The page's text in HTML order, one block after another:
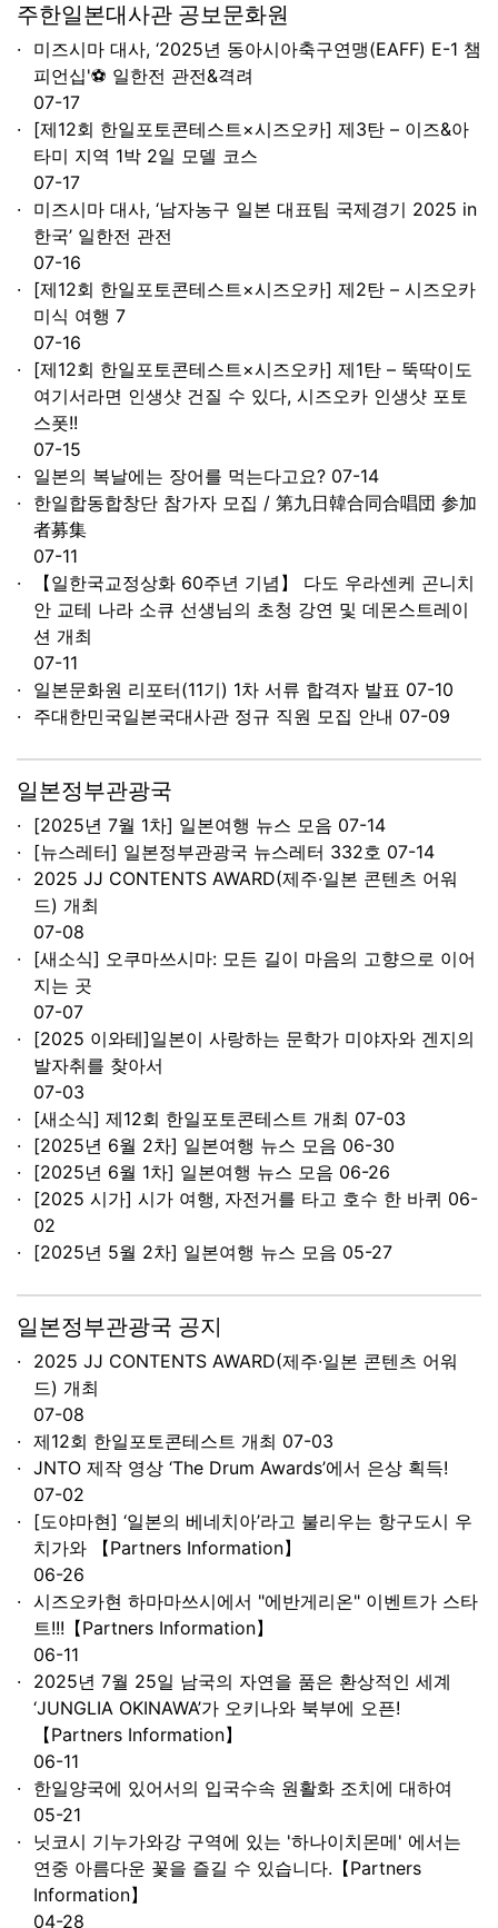
주한일본대사관 공보문화원
미즈시마 대사, ‘2025년 동아시아축구연맹(EAFF) E-1 챔
피언십'⚽ 일한전 관전&격려
07-17
[제12회 한일포토콘테스트×시즈오카] 제3탄 – 이즈&아
타미 지역 1박 2일 모델 코스
07-17
미즈시마 대사, ‘남자농구 일본 대표팀 국제경기 2025 in
한국’ 일한전 관전
07-16
[제12회 한일포토콘테스트×시즈오카] 제2탄 – 시즈오카
미식 여행 7
07-16
[제12회 한일포토콘테스트×시즈오카] 제1탄 – 뚝딱이도
여기서라면 인생샷 건질 수 있다, 시즈오카 인생샷 포토
스폿!!
07-15
일본의 복날에는 장어를 먹는다고요? 07-14
한일합동합창단 참가자 모집 / 第九日韓合同合唱団 参加
者募集
07-11
【일한국교정상화 60주년 기념】 다도 우라센케 곤니치
안 교테 나라 소큐 선생님의 초청 강연 및 데몬스트레이
션 개최
07-11
일본문화원 리포터(11기) 1차 서류 합격자 발표 07-10
주대한민국일본국대사관 정규 직원 모집 안내 07-09
일본정부관광국
[2025년 7월 1차] 일본여행 뉴스 모음 07-14
[뉴스레터] 일본정부관광국 뉴스레터 332호 07-14
2025 JJ CONTENTS AWARD(제주·일본 콘텐츠 어워
드) 개최
07-08
[새소식] 오쿠마쓰시마: 모든 길이 마음의 고향으로 이어
지는 곳
07-07
[2025 이와테]일본이 사랑하는 문학가 미야자와 겐지의
발자취를 찾아서
07-03
[새소식] 제12회 한일포토콘테스트 개최 07-03
[2025년 6월 2차] 일본여행 뉴스 모음 06-30
[2025년 6월 1차] 일본여행 뉴스 모음 06-26
[2025 시가] 시가 여행, 자전거를 타고 호수 한 바퀴 06-
02
[2025년 5월 2차] 일본여행 뉴스 모음 05-27
일본정부관광국 공지
2025 JJ CONTENTS AWARD(제주·일본 콘텐츠 어워
드) 개최
07-08
제12회 한일포토콘테스트 개최 07-03
JNTO 제작 영상 ‘The Drum Awards’에서 은상 획득!
07-02
[도야마현] ‘일본의 베네치아’라고 불리우는 항구도시 우
치가와 【Partners Information】
06-26
시즈오카현 하마마쓰시에서 "에반게리온" 이벤트가 스타
트!!!【Partners Information】
06-11
2025년 7월 25일 남국의 자연을 품은 환상적인 세계
‘JUNGLIA OKINAWA’가 오키나와 북부에 오픈!
【Partners Information】
06-11
한일양국에 있어서의 입국수속 원활화 조치에 대하여
05-21
닛코시 기누가와강 구역에 있는 '하나이치몬메' 에서는
연중 아름다운 꽃을 즐길 수 있습니다.【Partners
Information】
04-28